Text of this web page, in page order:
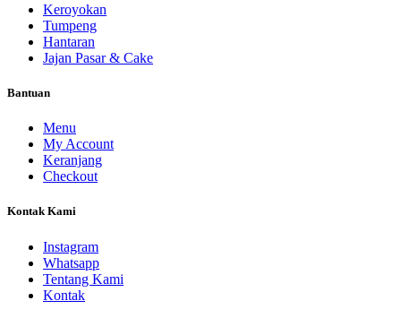
Keroyokan
Tumpeng
Hantaran
Jajan Pasar & Cake
Bantuan
Menu
My Account
Keranjang
Checkout
Kontak Kami
Instagram
Whatsapp
Tentang Kami
Kontak